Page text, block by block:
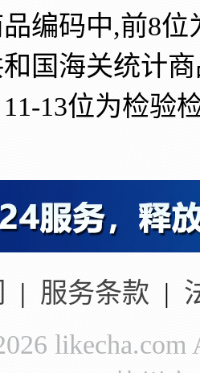
编码中,前8
和国海关统计
13位为检验
| 服务条款 |
likecha.com